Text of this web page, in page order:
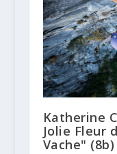
Katherine
Jolie Fleur
Vache" (8b)